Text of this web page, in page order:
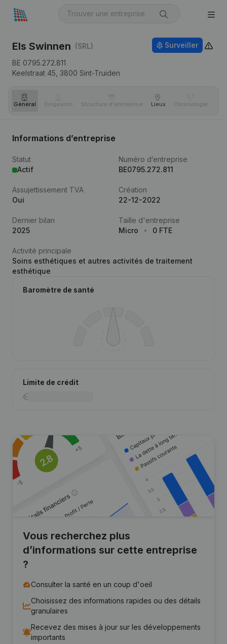
Els Swinnen (SRL)
BE 0795.272.811
Keelstraat 45, 3800 Sint-Truiden
Surveiller
Général Dirigeants Structure d'entreprise Lieux Chronologie
Informations d’entreprise
Statut
Actif
Numéro d’entreprise
BE0795.272.811
Assujettissement TVA
Oui
Création
22-12-2022
Dernier bilan
2025
Taille d'entreprise
Micro
0 FTE
Activité principale
Soins esthétiques et autres activités de traitement
esthétique
Baromètre de santé
Limite de crédit
Vous recherchez plus
d’informations sur cette entreprise
?
Consulter la santé en un coup d'oeil
Choisissez des informations rapides ou des détails
granulaires
Recevez des mises à jour sur les développements
importants